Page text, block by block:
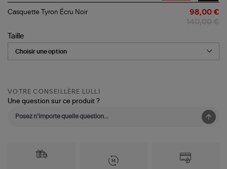
Casquette
Noir
Casquette Tyron Écru Noir 98,00 €
Taille
VOTRE CONSEILLÈRE LULLI
Une question sur ce produit ?